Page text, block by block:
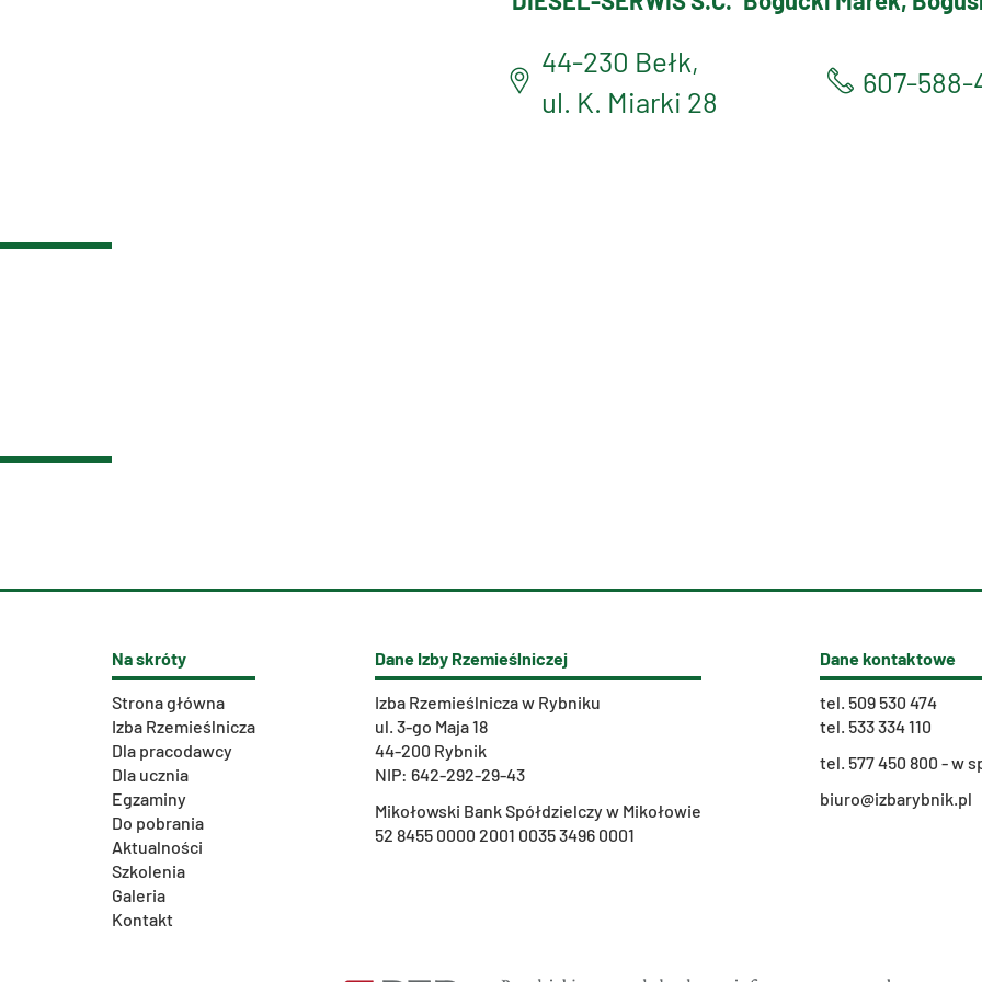
44-230 Bełk,
ul. K. Miarki 28
607-588-
Na skróty
Strona główna
Izba Rzemieślnicza
Dla pracodawcy
Dla ucznia
Egzaminy
Do pobrania
Aktualności
Szkolenia
Galeria
Kontakt
Dane Izby Rzemieślniczej
Izba Rzemieślnicza w Rybniku
ul. 3-go Maja 18
44-200 Rybnik
NIP: 642-292-29-43
Mikołowski Bank Spółdzielczy w Mikołowie
52 8455 0000 2001 0035 3496 0001
Dane kontaktowe
tel. 509 530 474
tel. 533 334 110
tel. 577 450 800 - w
biuro@izbarybnik.pl